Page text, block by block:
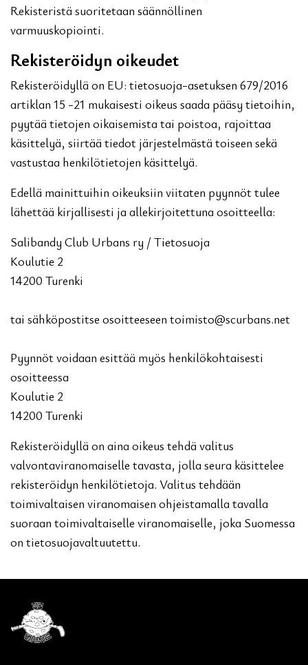
Rekisteristä suoritetaan säännöllinen
varmuuskopiointi.
Rekisteröidyn oikeudet
Rekisteröidyllä on EU: tietosuoja-asetuksen 679/2016
artiklan 15 -21 mukaisesti oikeus saada pääsy tietoihin,
pyytää tietojen oikaisemista tai poistoa, rajoittaa
käsittelyä, siirtää tiedot järjestelmästä toiseen sekä
vastustaa henkilötietojen käsittelyä.
Edellä mainittuihin oikeuksiin viitaten pyynnöt tulee
lähettää kirjallisesti ja allekirjoitettuna osoitteella:
Salibandy Club Urbans ry / Tietosuoja
Koulutie 2
14200 Turenki
tai sähköpostitse osoitteeseen toimisto@scurbans.net
Pyynnöt voidaan esittää myös henkilökohtaisesti
osoitteessa
Koulutie 2
14200 Turenki
Rekisteröidyllä on aina oikeus tehdä valitus
valvontaviranomaiselle tavasta, jolla seura käsittelee
rekisteröidyn henkilötietoja. Valitus tehdään
toimivaltaisen viranomaisen ohjeistamalla tavalla
suoraan toimivaltaiselle viranomaiselle, joka Suomessa
on tietosuojavaltuutettu.